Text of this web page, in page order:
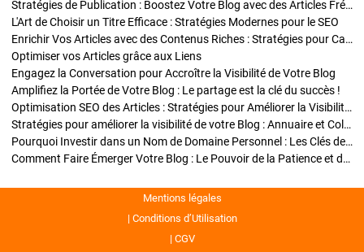
Stratégies de Publication : Boostez Votre Blog avec des Articles Fréquents et Exclusifs
L'Art de Choisir un Titre Efficace : Stratégies Modernes pour le SEO
Enrichir Vos Articles avec des Contenus Riches : Stratégies pour Captiver et Optimiser
Optimiser vos Articles grâce aux Liens
Engagez la Conversation pour Accroître la Visibilité de Votre Blog
Amplifiez la Portée de Votre Blog : Le partage est la clé du succès !
Optimisation SEO des Articles : Stratégies pour Améliorer la Visibilité de Votre Blog
Stratégies pour améliorer la visibilité de votre Blog : Annuaire et Collaborations
Pourquoi Investir dans un Nom de Domaine Personnel : Les Clés de la Réussite de Votre Blog
Comment Faire Émerger Votre Blog : Le Pouvoir de la Patience et de la Persévérance
Mentions légales
Conditions d’Utilisation
CGV